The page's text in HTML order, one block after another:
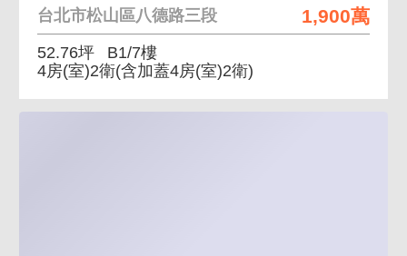
1,900萬
台北市松山區八德路三段
52.76坪
B1/7樓
4房(室)2衛(含加蓋4房(室)2衛)